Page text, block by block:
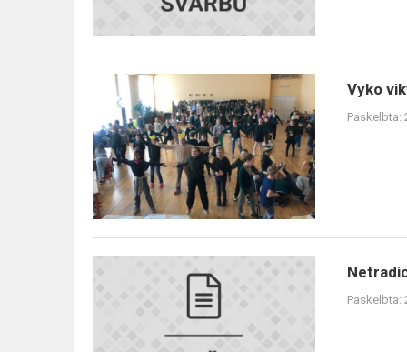
Vyko
viktorina
,,Pažinkime
Anykščių
šilelį“
Vyko
Paskelbta:
Paskelbta: